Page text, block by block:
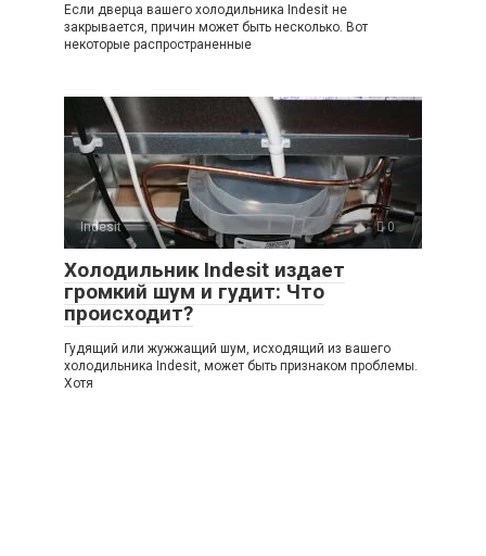
Если дверца вашего холодильника Indesit не
закрывается, причин может быть несколько. Вот
некоторые распространенные
Indesit 0
Холодильник Indesit издает
громкий шум и гудит: Что
происходит?
Гудящий или жужжащий шум, исходящий из вашего
холодильника Indesit, может быть признаком проблемы.
Хотя